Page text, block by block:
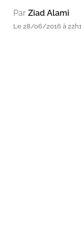
Par Ziad Alami
Le 28/06/2016 à